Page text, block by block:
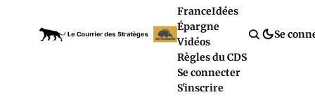
FranceIdées
Épargne
Vidéos
Règles du CDS
Se connecter
S'inscrire
Se